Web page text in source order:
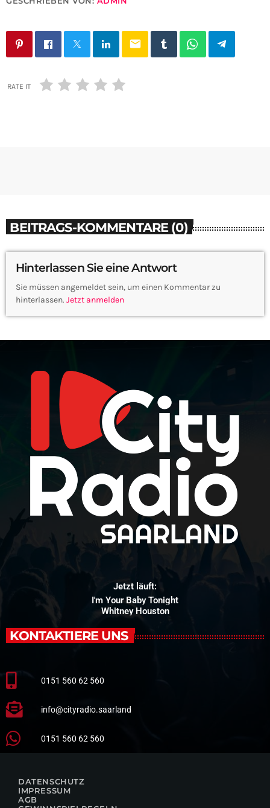
email
RATE IT
BEITRAGS-KOMMENTARE (0)
Hinterlassen Sie eine Antwort
Sie müssen angemeldet sein, um einen Kommentar zu
hinterlassen. Jetzt anmelden
Jetzt läuft:
I'm Your Baby Tonight
Whitney Houston
KONTAKTIERE UNS
0151 560 62 560
info@cityradio.saarland
0151 560 62 560
DATENSCHUTZ
IMPRESSUM
AGB